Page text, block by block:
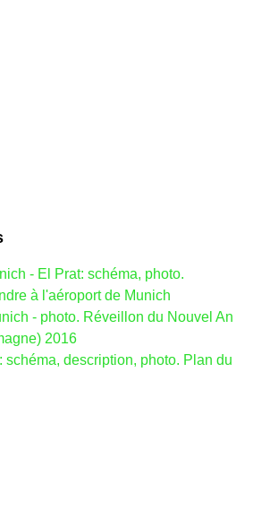
- El Prat: schéma, photo.
à l'aéroport de Munich
- photo. Réveillon du Nouvel An
2016
schéma, description, photo. Plan du